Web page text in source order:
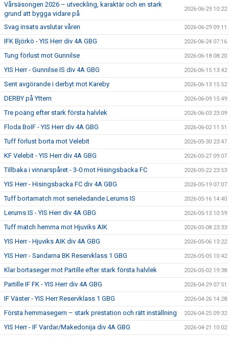
Vårsäsongen 2026 – utveckling, karaktär och en stark
grund att bygga vidare på
2026-06-29 10:22
Svag insats avslutar våren 2026-06-29 09:11
IFK Björkö - YIS Herr div 4A GBG 2026-06-24 07:16
Tung förlust mot Gunnilse 2026-06-18 08:20
YIS Herr - Gunnilse IS div 4A GBG 2026-06-15 13:42
Sent avgörande i derbyt mot Kareby 2026-06-13 15:52
DERBY på Yttern 2026-06-09 15:49
Tre poäng efter stark första halvlek 2026-06-03 23:09
Floda BoIF - YIS Herr div 4A GBG 2026-06-02 11:51
Tuff förlust borta mot Velebit 2026-05-30 23:47
KF Velebit - YIS Herr div 4A GBG 2026-05-27 09:07
Tillbaka i vinnarspåret - 3-0 mot Hisingsbacka FC 2026-05-22 23:53
YIS Herr - Hisingsbacka FC div 4A GBG 2026-05-19 07:07
Tuff bortamatch mot serieledande Lerums IS 2026-05-16 14:40
Lerums IS - YIS Herr div 4A GBG 2026-05-13 10:59
Tuff match hemma mot Hjuviks AIK 2026-05-08 23:33
YIS Herr - Hjuviks AIK div 4A GBG 2026-05-06 13:22
YIS Herr - Sandarna BK Reservklass 1 GBG 2026-05-05 10:42
Klar bortaseger mot Partille efter stark första halvlek 2026-05-02 19:38
Partille IF FK - YIS Herr div 4A GBG 2026-04-29 07:51
IF Väster - YIS Herr Reservklass 1 GBG 2026-04-26 14:28
Första hemmasegern – stark prestation och rätt inställning 2026-04-25 09:32
YIS Herr - IF Vardar/Makedonija div 4A GBG 2026-04-21 10:02